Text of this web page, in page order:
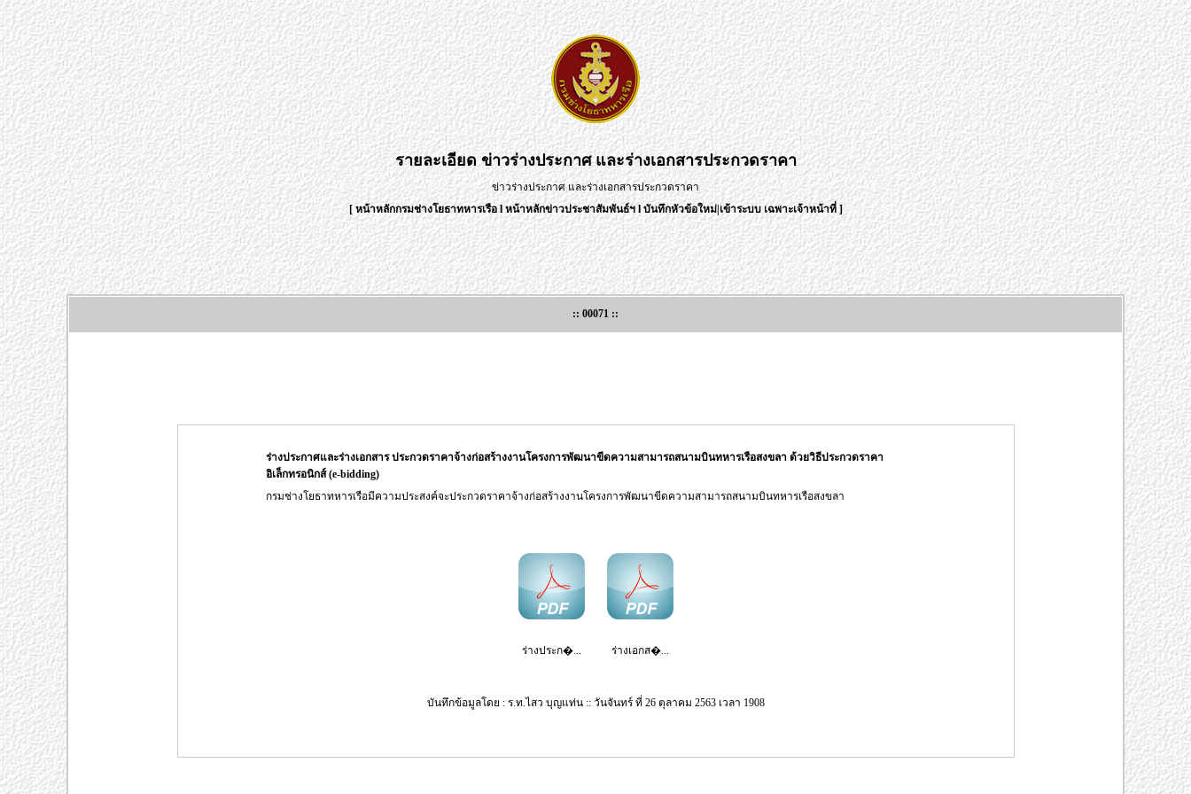
รายละเอียดข่าวร่างประกาศ และร่างเอกสารประกวดราคา
ข่าวร่างประกาศ และร่างเอกสารประกวดราคา
[หน้าหลักกรมช่างโยธาทหารเรือlหน้าหลักข่าวประชาสัมพันธ์ฯlบันทึกหัวข้อใหม่|เข้าระบบ เฉพาะเจ้าหน้าที่]
:: 00071 ::
ร่างประกาศและร่างเอกสาร ประกวดราคาจ้างก่อสร้างงานโครงการพัฒนาขีดความสามารถสนามบินทหารเรือสงขลา ด้วยวิธีประกวดราคา
อิเล็กทรอนิกส์ (e-bidding)
กรมช่างโยธาทหารเรือมีความประสงค์จะประกวดราคาจ้างก่อสร้างงานโครงการพัฒนาขีดความสามารถสนามบินทหารเรือสงขลา
ร่างประก�... ร่างเอกส�...
บันทึกข้อมูลโดย : ร.ท.ไสว บุญแท่น :: วันจันทร์ ที่ 26 ตุลาคม 2563 เวลา 1908